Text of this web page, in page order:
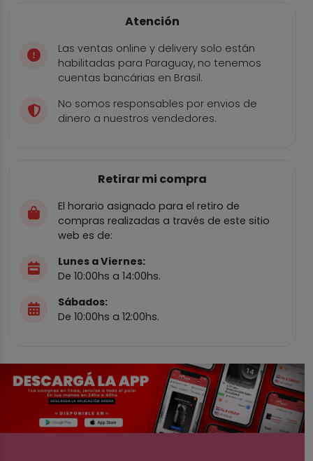
Atención
Las ventas online y delivery solo están
habilitadas para Paraguay, no tenemos
cuentas bancárias en Brasil.
No somos responsables por envios de
dinero a nuestros vendedores.
Retirar mi compra
El horario asignado para el retiro de
compras realizadas a través de este sitio
web es de:
Lunes a Viernes:
De 10:00hs a 14:00hs.
Sábados:
De 10:00hs a 12:00hs.